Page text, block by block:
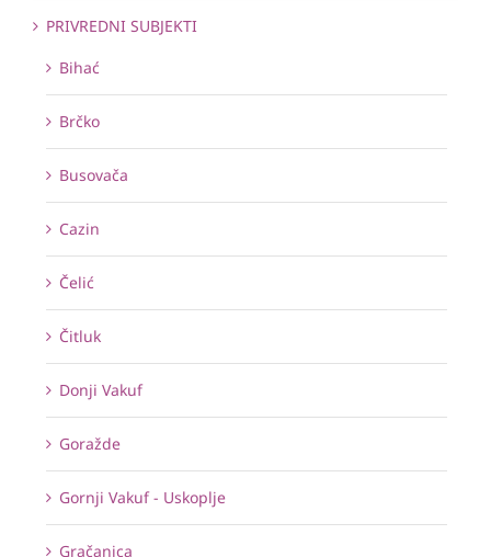
PRIVREDNI SUBJEKTI
Bihać
Brčko
Busovača
Cazin
Čelić
Čitluk
Donji Vakuf
Goražde
Gornji Vakuf - Uskoplje
Gračanica